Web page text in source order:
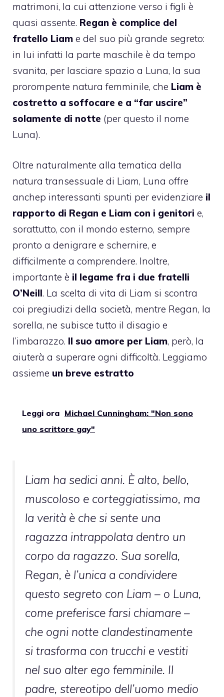
matrimoni, la cui attenzione verso i figli è
quasi assente. Regan è complice del
fratello Liam e del suo più grande segreto:
in lui infatti la parte maschile è da tempo
svanita, per lasciare spazio a Luna, la sua
prorompente natura femminile, che Liam è
costretto a soffocare e a “far uscire”
solamente di notte (per questo il nome
Luna).
Oltre naturalmente alla tematica della
natura transessuale di Liam, Luna offre
anchep interessanti spunti per evidenziare il
rapporto di Regan e Liam con i genitori e,
sorattutto, con il mondo esterno, sempre
pronto a denigrare e schernire, e
difficilmente a comprendere. Inoltre,
importante è il legame fra i due fratelli
O’Neill. La scelta di vita di Liam si scontra
coi pregiudizi della società, mentre Regan, la
sorella, ne subisce tutto il disagio e
l’imbarazzo. Il suo amore per Liam, però, la
aiuterà a superare ogni difficoltà. Leggiamo
assieme un breve estratto
Leggi ora Michael Cunningham: "Non sono
uno scrittore gay"
Liam ha sedici anni. È alto, bello,
muscoloso e corteggiatissimo, ma
la verità è che si sente una
ragazza intrappolata dentro un
corpo da ragazzo. Sua sorella,
Regan, è l’unica a condividere
questo segreto con Liam – o Luna,
come preferisce farsi chiamare –
che ogni notte clandestinamente
si trasforma con trucchi e vestiti
nel suo alter ego femminile. Il
padre, stereotipo dell’uomo medio